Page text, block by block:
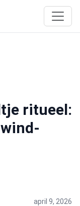
ritueel:
april 9, 2026